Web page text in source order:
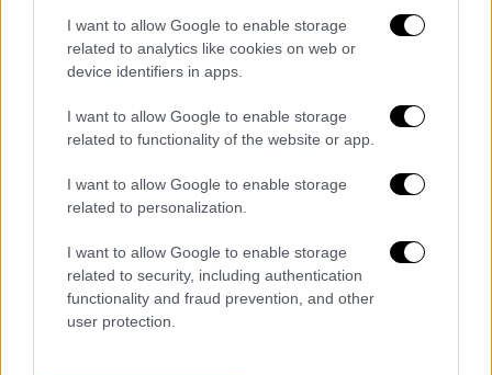
I want to allow Google to enable storage
related to analytics like cookies on web or
device identifiers in apps.
I want to allow Google to enable storage
related to functionality of the website or app.
I want to allow Google to enable storage
related to personalization.
I want to allow Google to enable storage
related to security, including authentication
functionality and fraud prevention, and other
user protection.
Καλλιόπη Σαΐνη
Δημοσθένης Ραγκαβάς
Κωνσταντίνος Θεοφιλόπουλος
Δημήτριος Γεωργανάς
Γεώργιος Τσικαλάς
Αθανάσιος Χατζόπουλος
Επίσης, οι παρακάτωαρχιπύραρχοι
προάγονταιστον βαθμό του Υποστρατήγου
Πυροσβεστικού Σώματος, εκτός οργανικών
θέσεων, επειδή κρίθηκαν ως «ευδοκίμως
τερματίσαντες τη σταδιοδρομία τους» κατά